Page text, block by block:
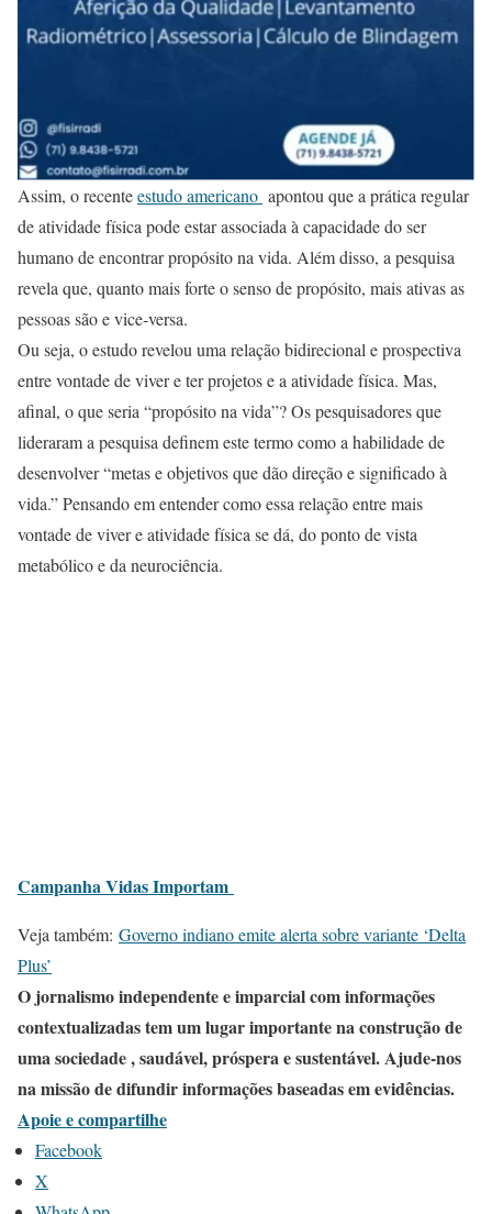
Assim, o recenteestudo americano apontou que a prática regular
de atividade física pode estar associada à capacidade do ser
humano de encontrar propósito na vida. Além disso, a pesquisa
revela que, quanto mais forte o senso de propósito, mais ativas as
pessoas são e vice-versa.
Ou seja, o estudo revelou uma relação bidirecional e prospectiva
entre vontade de viver e ter projetos e a atividade física. Mas,
afinal, o que seria “propósito na vida”? Os pesquisadores que
lideraram a pesquisa definem este termo como a habilidade de
desenvolver “metas e objetivos que dão direção e significado à
vida.” Pensando em entender como essa relação entre mais
vontade de viver e atividade física se dá, do ponto de vista
metabólico e da neurociência.
Campanha Vidas Importam
Veja também: Governo indiano emite alerta sobre variante ‘Delta
Plus’
O jornalismo independente e imparcial com informações
contextualizadas tem um lugar importante na construção de
uma sociedade , saudável, próspera e sustentável. Ajude-nos
na missão de difundir informações baseadas em evidências.
Apoie e compartilhe
Facebook
X